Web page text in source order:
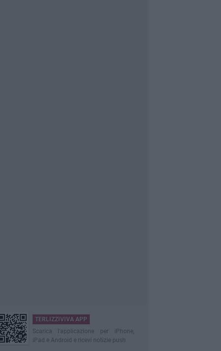
TERLIZZIVIVA APP
Scarica l'applicazione per iPhone,
iPad e Android e ricevi notizie push